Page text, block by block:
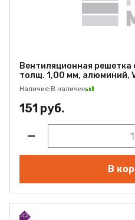
Вентиляционная
толщ. 1,00 мм, алюминий,
Наличие:В наличии
151 руб.
В